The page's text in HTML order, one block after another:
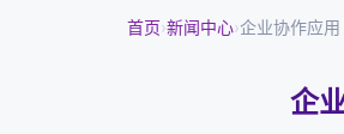
首页›新闻中心›企业协作应
企